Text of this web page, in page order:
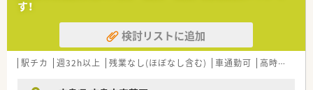
児科・皮膚科を応需しています。
＜法人特徴＞
■広島県を中心にグループ合わせて9店舗展開しています。
非常に安定した経営です。
す！
検討リストに追加
駅チカ 週32h以上 残業なし(ほぼなし含む) 車通勤可 高時給(2,500円以上)